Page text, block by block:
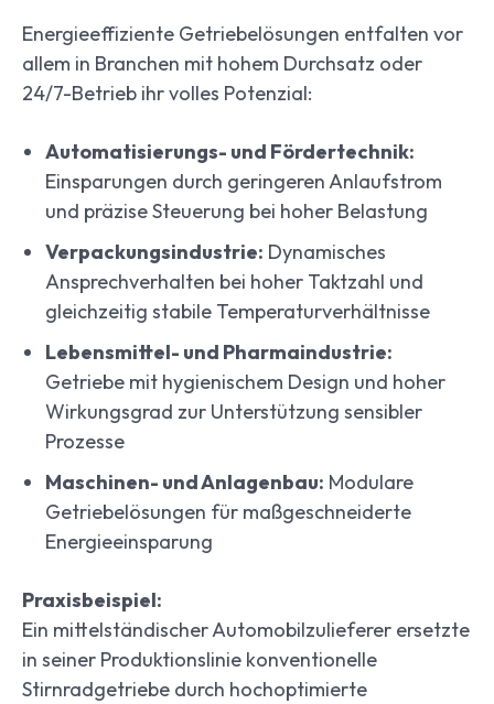
Energieeffiziente Getriebelösungen entfalten vor
allem in Branchen mit hohem Durchsatz oder
24/7-Betrieb ihr volles Potenzial:
Automatisierungs- und Fördertechnik:
Einsparungen durch geringeren Anlaufstrom
und präzise Steuerung bei hoher Belastung
Verpackungsindustrie: Dynamisches
Ansprechverhalten bei hoher Taktzahl und
gleichzeitig stabile Temperaturverhältnisse
Lebensmittel- und Pharmaindustrie:
Getriebe mit hygienischem Design und hoher
Wirkungsgrad zur Unterstützung sensibler
Prozesse
Maschinen- und Anlagenbau: Modulare
Getriebelösungen für maßgeschneiderte
Energieeinsparung
Praxisbeispiel:
Ein mittelständischer Automobilzulieferer ersetzte
in seiner Produktionslinie konventionelle
Stirnradgetriebe durch hochoptimierte